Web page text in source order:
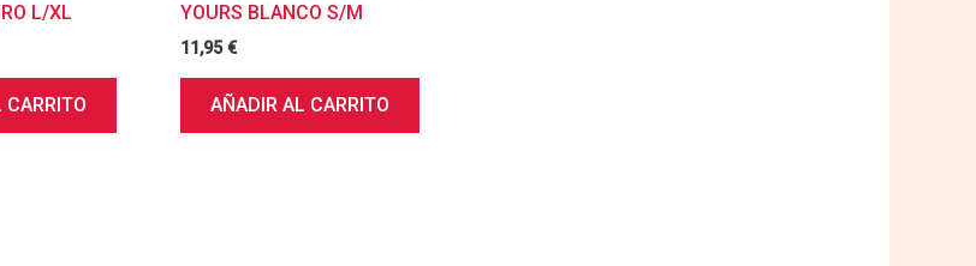
L/XL
CARRITO
YOURS BLANCO S/M
11,95€
AÑADIR AL CARRITO